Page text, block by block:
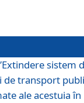
sistem
transport
ale acestuia în